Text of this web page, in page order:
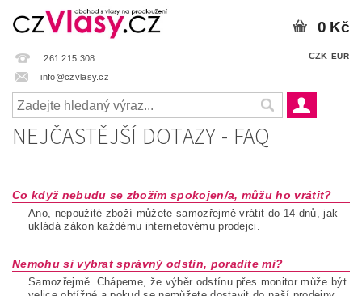
261 215 308
info@czvlasy.cz
CZK EUR
0 Kč
NEJČASTĚJŠÍ DOTAZY - FAQ
Co když nebudu se zbožím spokojen/a, můžu ho vrátit?
Ano, nepoužité zboží můžete samozřejmě vrátit do 14 dnů, jak
ukládá zákon každému internetovému prodejci.
Nemohu si vybrat správný odstín, poradíte mi?
Samozřejmě. Chápeme, že výběr odstínu přes monitor může být